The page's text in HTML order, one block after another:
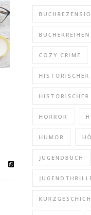
BÜCHERREIHEN
COZY CRIME
HISTORISCHER
HORROR
HUMOR
JUGENDBUCH